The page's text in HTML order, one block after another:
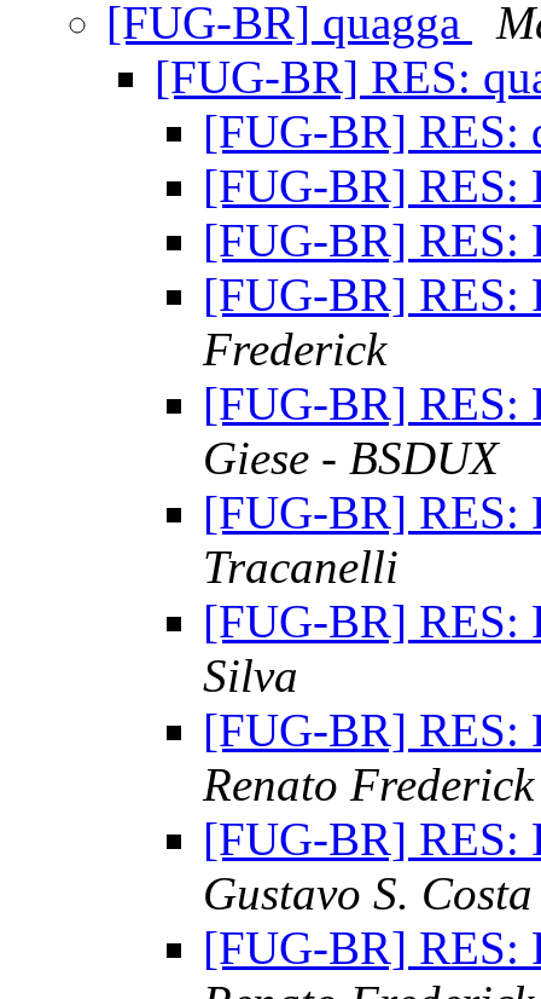
[FUG-BR] quagga
[FUG-BR] RES:
[FUG-BR] RES:
[FUG-BR] RES:
[FUG-BR] RES:
[FUG-BR] RES:
Frederick
[FUG-BR] RES:
Giese - BSDUX
[FUG-BR] RES:
Tracanelli
[FUG-BR] RES:
Silva
[FUG-BR] RES:
Renato Frederick
[FUG-BR] RES:
Gustavo S. Costa
[FUG-BR] RES: